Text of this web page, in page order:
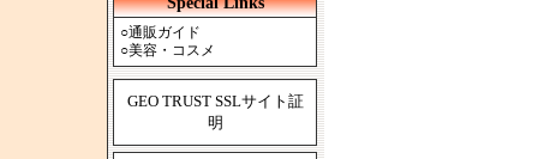
○通販ガイド
○美容・コスメ
GEO TRUST SSLサイト証
明